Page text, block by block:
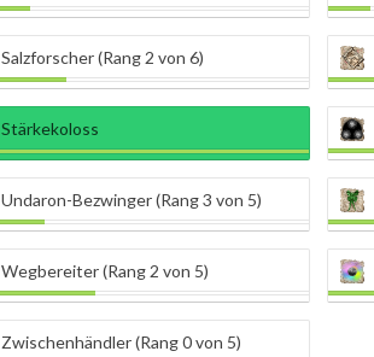
Salzforscher (Rang 2 von 6)
Stärkekoloss
Undaron-Bezwinger (Rang 3 von 5)
Wegbereiter (Rang 2 von 5)
Zwischenhändler (Rang 0 von 5)